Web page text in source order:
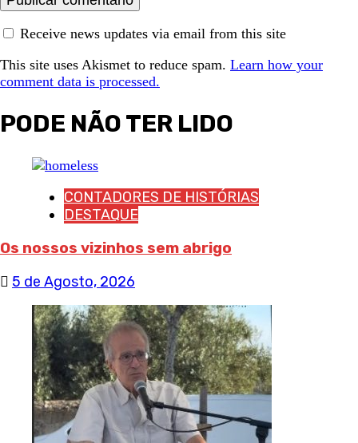
Receive news updates via email from this site
This site uses Akismet to reduce spam. Learn how your
comment data is processed.
PODE NÃO TER LIDO
CONTADORES DE HISTÓRIAS
DESTAQUE
Os nossos vizinhos sem abrigo
5 de Agosto, 2026